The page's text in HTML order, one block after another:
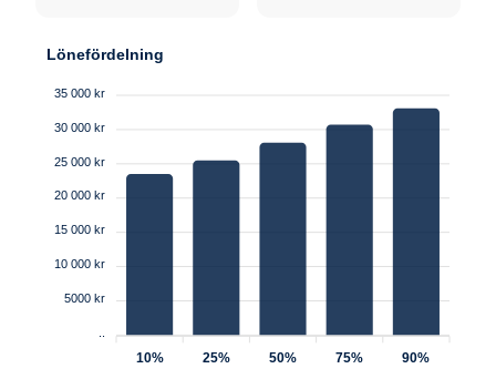
Lönefördelning
35 000 kr
30 000 kr
25 000 kr
20 000 kr
15 000 kr
10 000 kr
5000 kr
10% 25% 50% 75% 90%